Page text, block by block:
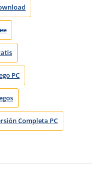
PC
Completa PC